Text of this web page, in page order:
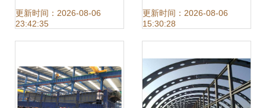
更新时间：2026-08-06
23:42:35
型表现与深入分析
更新时间：2026-08-06
15:30:28